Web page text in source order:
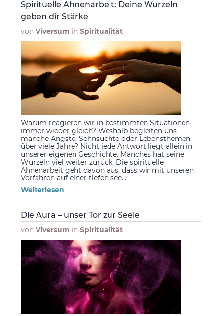
Spirituelle Ahnenarbeit: Deine Wurzeln
geben dir Stärke
von Viversum in Spiritualität
Warum reagieren wir in bestimmten Situationen
immer wieder gleich? Weshalb begleiten uns
manche Ängste, Sehnsüchte oder Lebensthemen
über viele Jahre? Nicht jede Antwort liegt allein in
unserer eigenen Geschichte. Manches hat seine
Wurzeln viel weiter zurück. Die spirituelle
Ahnenarbeit geht davon aus, dass wir mit unseren
Vorfahren auf einer tiefen see...
Weiterlesen
Die Aura – unser Tor zur Seele
von Viversum in Spiritualität